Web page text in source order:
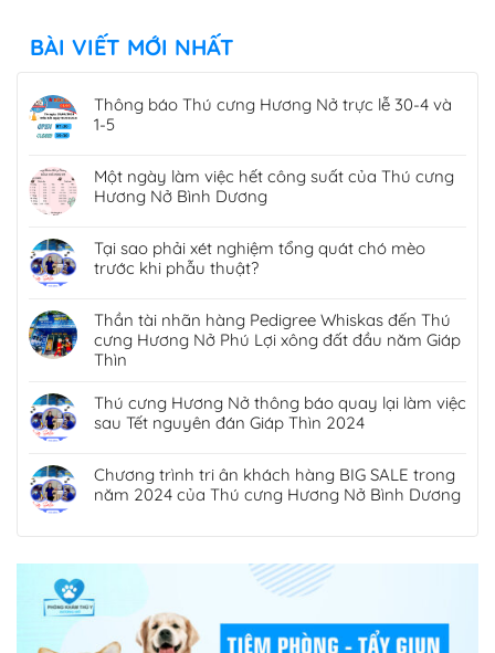
BÀI VIẾT MỚI NHẤT
Thông báo Thú cưng Hương Nở trực lễ 30-4 và
1-5
Một ngày làm việc hết công suất của Thú cưng
Hương Nở Bình Dương
Tại sao phải xét nghiệm tổng quát chó mèo
trước khi phẫu thuật?
Thần tài nhãn hàng Pedigree Whiskas đến Thú
cưng Hương Nở Phú Lợi xông đất đầu năm Giáp
Thìn
Thú cưng Hương Nở thông báo quay lại làm việc
sau Tết nguyên đán Giáp Thìn 2024
Chương trình tri ân khách hàng BIG SALE trong
năm 2024 của Thú cưng Hương Nở Bình Dương